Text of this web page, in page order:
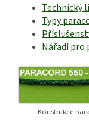
Technický
Typy
Nářadí pro
Konstrukce